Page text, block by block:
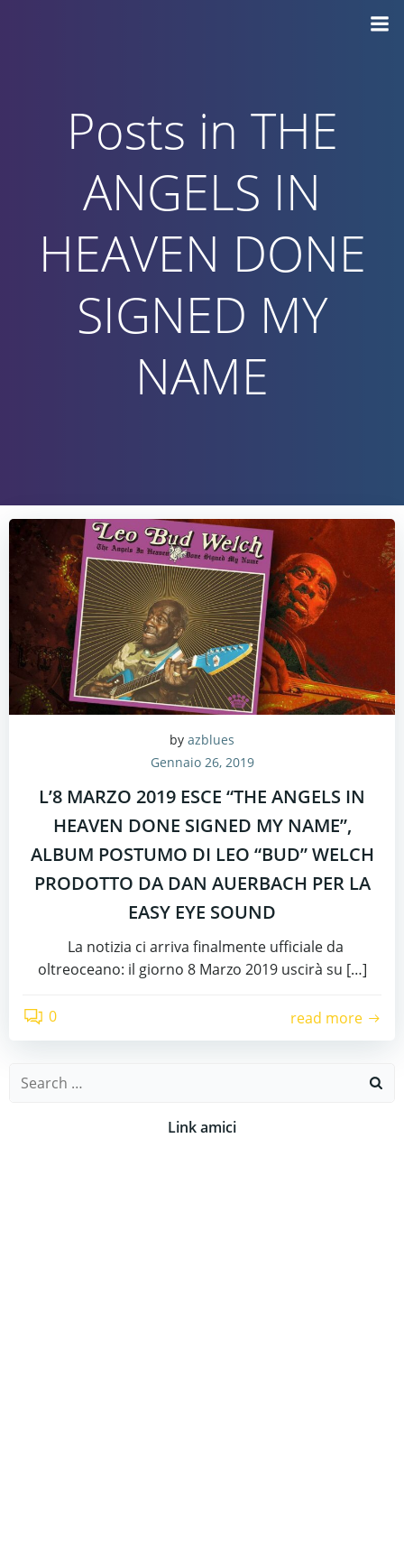
Posts in THE
ANGELS IN
HEAVEN DONE
SIGNED MY
NAME
by azblues
Gennaio 26, 2019
L’8 MARZO 2019 ESCE “THE ANGELS IN
HEAVEN DONE SIGNED MY NAME”,
ALBUM POSTUMO DI LEO “BUD” WELCH
PRODOTTO DA DAN AUERBACH PER LA
EASY EYE SOUND
La notizia ci arriva finalmente ufficiale da
oltreoceano: il giorno 8 Marzo 2019 uscirà su […]
0 read more
Search
Link amici